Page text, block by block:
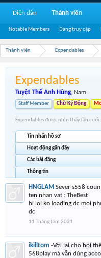
Thành viên Expendables
Expendables
Tuyệt Thế Anh Hùng, Nam
Staff Member Chữ Ký Động
Expendables được nhìn thấy lần cuối:
Tin nhắn hồ sơ
Hoạt động gần đây
Các bài đăng
Thông tin
HNGLAM Sever s558
ten nhan vat : TheBest
bi loi ko loading dc moi
dc
11 Tháng tám 2021
ikilltom -Với lại cho hỏi
568play mà vẫn dùng
Diễn đàn Thành viên
Notable Members Đang truy cập